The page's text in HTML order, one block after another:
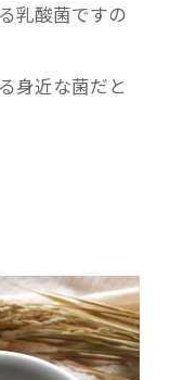
乳酸菌ですの
身近な菌だと